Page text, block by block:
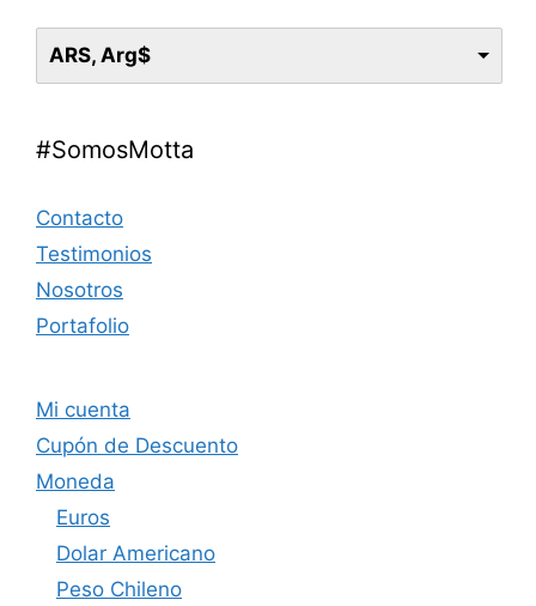
ARS, Arg$
#SomosMotta
Contacto
Testimonios
Nosotros
Portafolio
Mi cuenta
Cupón de Descuento
Moneda
Euros
Dolar Americano
Peso Chileno